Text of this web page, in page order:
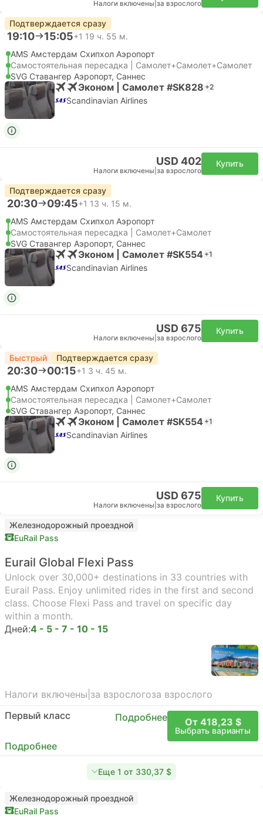
Налоги включены за взрослого
Подтверждается сразу
19:10 15:05+1 19 ч. 55 м.
AMS Амстердам Cхипхол Аэропорт
Самостоятельная пересадка | Самолет+Самолет+Самолет
SVG Ставангер Аэропорт, Саннес
Эконом | Самолет #SK828 +2
Scandinavian Airlines
USD 402
Налоги включены за взрослого
Купить
Подтверждается сразу
20:30 09:45+1 13 ч. 15 м.
AMS Амстердам Cхипхол Аэропорт
Самостоятельная пересадка | Самолет+Самолет
SVG Ставангер Аэропорт, Саннес
Эконом | Самолет #SK554 +1
Scandinavian Airlines
USD 675
Налоги включены за взрослого
Купить
Быстрый Подтверждается сразу
20:30 00:15+1 3 ч. 45 м.
AMS Амстердам Cхипхол Аэропорт
Самостоятельная пересадка | Самолет+Самолет
SVG Ставангер Аэропорт, Саннес
Эконом | Самолет #SK554 +1
Scandinavian Airlines
USD 675
Налоги включены за взрослого
Купить
Железнодорожный проездной
EuRail Pass
Eurail Global Flexi Pass
Unlock over 30,000+ destinations in 33 countries with
Eurail Pass. Enjoy unlimited rides in the first and second
class. Choose Flexi Pass and travel on specific day
within a month.
Дней:4 - 5 - 7 - 10 - 15
Налоги включены за взрослогоза взрослого
Первый класс
Подробнее От 418,23 $
Выбрать варианты
Подробнее
Еще 1 от 330,37 $
Железнодорожный проездной
EuRail Pass